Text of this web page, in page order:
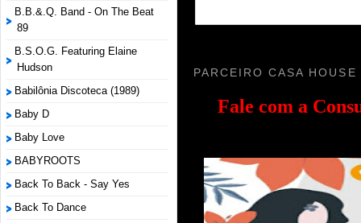
B.B.&.Q. Band - On The Beat
89
B.S.O.G. Featuring Elaine
Hudson
Babilônia Discoteca (1989)
Baby D
Baby Love
BABYROOTS
Back To Back - Say Yes
Back To Dance
PARCEIRO CASA HOUSE
Fale com a